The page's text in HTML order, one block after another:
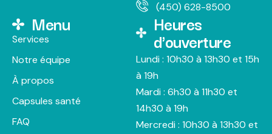
(450) 628-8500
Menu
Services
Notre équipe
À propos
Capsules santé
FAQ
Heures
d'ouverture
Lundi : 10h30 à 13h30 et 15h
à 19h
Mardi : 6h30 à 11h30 et
14h30 à 19h
Mercredi : 10h30 à 13h30 et